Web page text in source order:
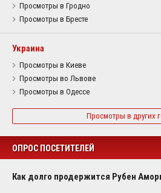
Просмотры в Гродно
Просмотры в Бресте
Украина
Просмотры в Киеве
Просмотры во Львове
Просмотры в Одессе
Просмотры в других
ОПРОС ПОСЕТИТЕЛЕЙ
Как долго продержится Рубен